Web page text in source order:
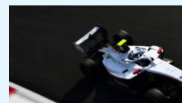
сезона
выступать